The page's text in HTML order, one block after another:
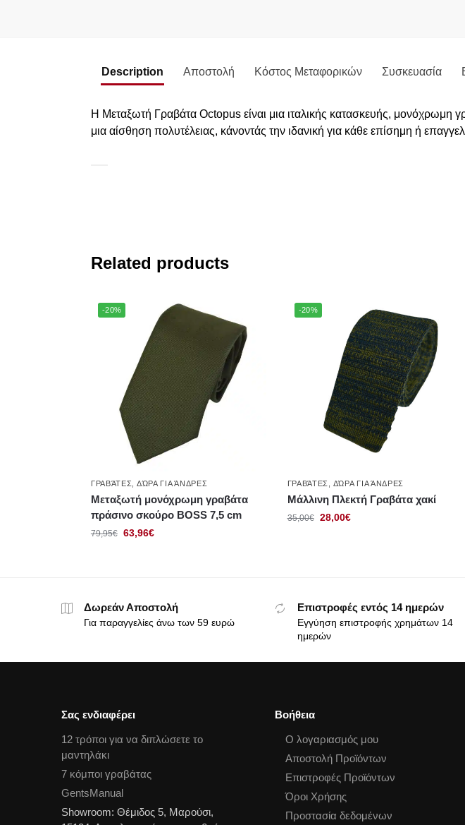
Description Αποστολή Κόστος Μεταφορικών Συσκευασία
Η Μεταξωτή Γραβάτα Octopus είναι μια ιταλικής κατασκευής,
μια αίσθηση πολυτέλειας, κάνοντάς την ιδανική για κάθε επίσημη ή
Related products
-20%
ΓΡΑΒΆΤΕΣ ΔΏΡΑ ΓΙΑ ΆΝΔΡΕΣ
Μεταξωτή μονόχρωμη γραβάτα
πράσινο σκούρο BOSS 7,5 cm
79,95€ 63,96€
-20%
ΓΡΑΒΆΤΕΣ ΔΏΡΑ ΓΙΑ ΆΝΔΡΕΣ
Μάλλινη Πλεκτή Γραβάτα χακί
35,00€ 28,00€
Δωρεάν Αποστολή
Για παραγγελίες άνω των 59 ευρώ
Επιστροφές εντός 14 ημερών
Εγγύηση επιστροφής χρημάτων 14
ημερών
Σας ενδιαφέρει
12 τρόποι για να διπλώσετε το
μαντηλάκι
7 κόμποι γραβάτας
GentsManual
Showroom: Θέμιδος 5, Μαρούσι,
Βοήθεια
Ο λογαριασμός μου
Αποστολή Προϊόντων
Επιστροφές Προϊόντων
Όροι Χρήσης
Προστασία δεδομένων